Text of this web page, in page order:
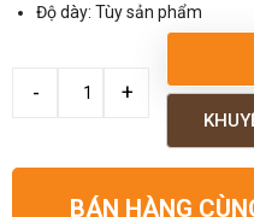
Độ dày: Tùy sản phẩm
BÁN HÀNG